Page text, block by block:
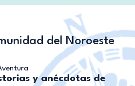
del Noroeste
y anécdotas de